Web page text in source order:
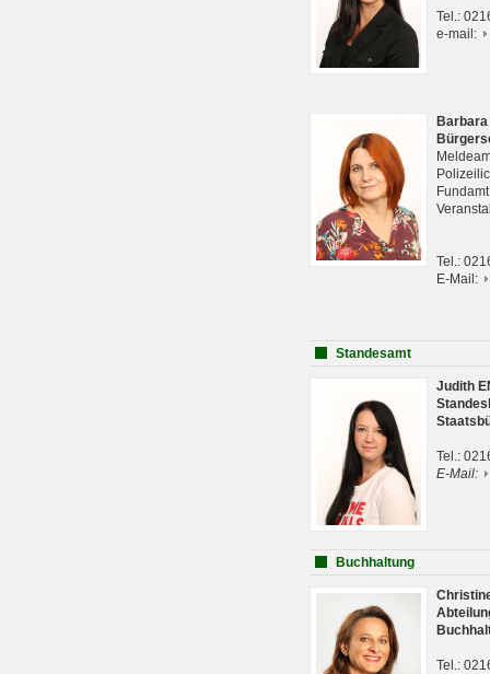
Tel.:
e-mail:
Tel.:
E-Mail:
Standesamt
Judith
Tel.:
E-Mail:
Buchhaltung
Tel.: